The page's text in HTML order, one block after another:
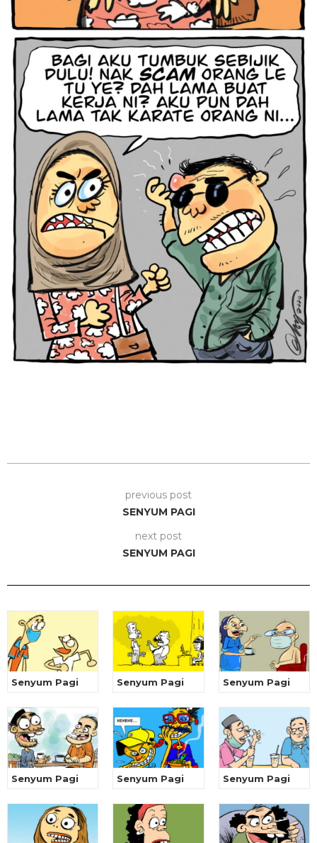
previous post
SENYUM PAGI
next post
SENYUM PAGI
Senyum Pagi Senyum Pagi Senyum Pagi
Senyum Pagi Senyum Pagi Senyum Pagi